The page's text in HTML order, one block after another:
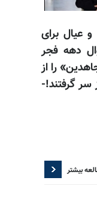
عیال برای
دهه فجر
را از
سر گرفتند!-
بیشتر